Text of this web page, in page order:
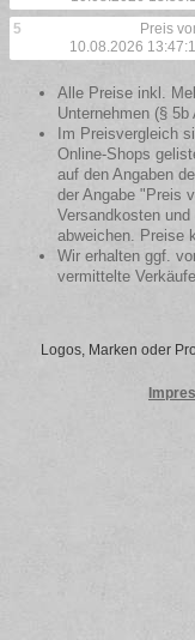
5
Preis
10.08.2026
Alle Preise inkl.
Unternehmen (§
Im Preisvergleich
Online-Shops
auf den Angaben
der Angabe "Preis
Versandkosten
abweichen. Preise
Wir erhalten ggf.
vermittelte
Logos, Marken oder